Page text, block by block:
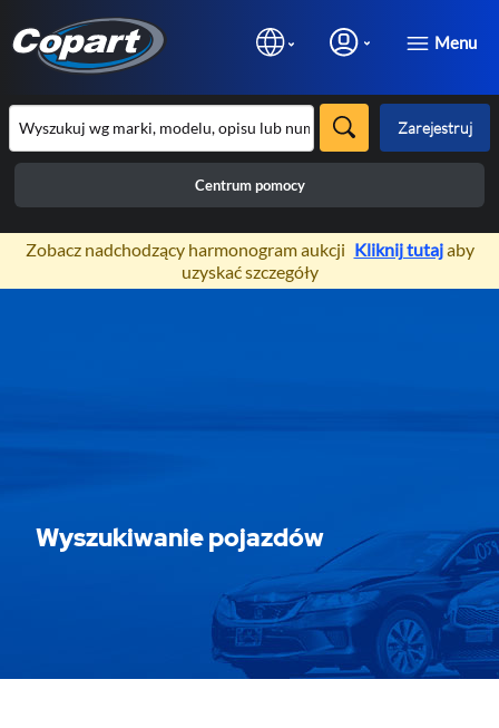
Menu
Zarejestruj
Centrum pomocy
Zobacz nadchodzący harmonogram aukcji Kliknij tutajaby
uzyskać szczegóły
Wyszukiwanie pojazdów